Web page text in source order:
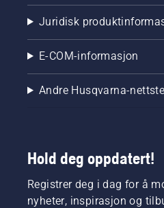
Juridisk
E-COM-informasjon
Andre Husqvarna-
Hold deg oppdatert!
Registrer deg i dag for å
nyheter, inspirasjon og